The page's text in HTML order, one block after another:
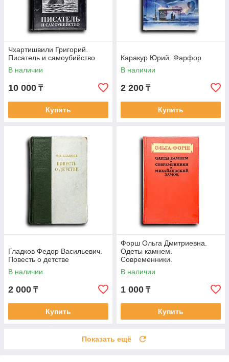
Чхартишвили Григорий.
Писатель и самоубийство
В наличии
10 000 ₸
Купить
Каракур Юрий. Фарфор
В наличии
2 200 ₸
Купить
Гладков Федор Васильевич.
Повесть о детстве
В наличии
2 000 ₸
Купить
Форш Ольга Дмитриевна.
Одеты камнем.
Современники.
Михайловский замок
В наличии
1 000 ₸
Купить
Показать ещё